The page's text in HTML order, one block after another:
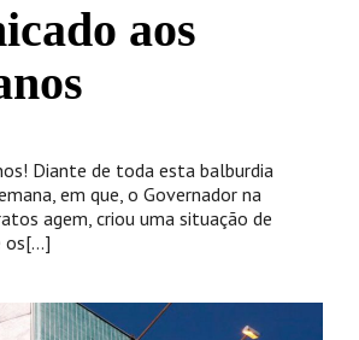
aos
Diante de toda esta balburdia
em que, o Governador na
agem, criou uma situação de
os[...]